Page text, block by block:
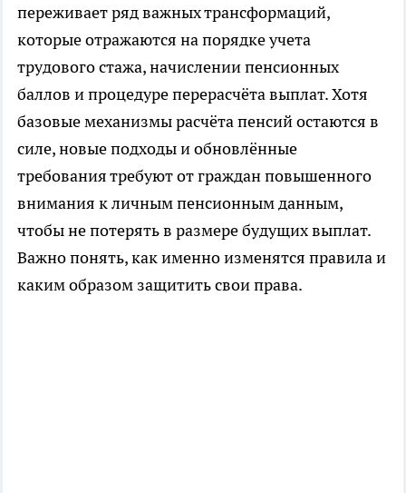
переживает ряд важных трансформаций,
которые отражаются на порядке учета
трудового стажа, начислении пенсионных
баллов и процедуре перерасчёта выплат. Хотя
базовые механизмы расчёта пенсий остаются в
силе, новые подходы и обновлённые
требования требуют от граждан повышенного
внимания к личным пенсионным данным,
чтобы не потерять в размере будущих выплат.
Важно понять, как именно изменятся правила и
каким образом защитить свои права.